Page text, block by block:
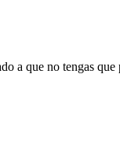
a que no tengas